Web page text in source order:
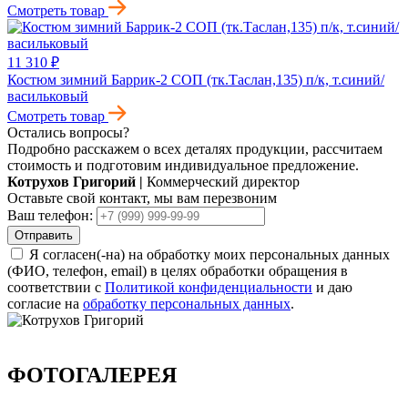
Смотреть товар
11 310 ₽
Костюм зимний Баррик-2 СОП (тк.Таслан,135) п/к, т.синий/
васильковый
Смотреть товар
Остались вопросы?
Подробно расскажем о всех деталях продукции, рассчитаем
стоимость и подготовим индивидуальное предложение.
Котрухов Григорий | Коммерческий директор
Оставьте свой контакт, мы вам перезвоним
Ваш телефон:
Отправить
Я согласен(-на) на обработку моих персональных данных
(ФИО, телефон, email) в целях обработки обращения в
соответствии с Политикой конфиденциальности и даю
согласие на обработку персональных данных.
ФОТОГАЛЕРЕЯ